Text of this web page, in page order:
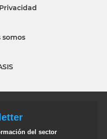
somos
del sector